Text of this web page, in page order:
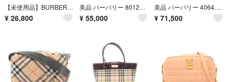
【未使用品】BURBERRY LONDON 半袖シャツ ノバチェック LL
¥ 26,800
美品 バーバリー 8012205 レザー ブラウン ウエストバッグ ボディバッグ 茶 0301【中古】BURBERRY
¥ 55,000
美品 バーバリー 4064913 2WAY ブラック リュック デイパック 黒 1342【中古】BURBERRY
¥ 71,500